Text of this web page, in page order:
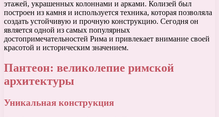
этажей, украшенных колоннами и арками. Колизей был
построен из камня и используется техника, которая позволяла
создать устойчивую и прочную конструкцию. Сегодня он
является одной из самых популярных
достопримечательностей Рима и привлекает внимание своей
красотой и историческим значением.
Пантеон: великолепие римской
архитектуры
Уникальная конструкция